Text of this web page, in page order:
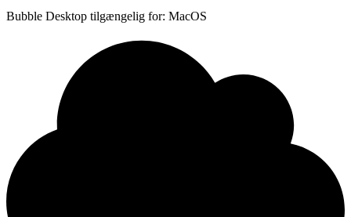
Bubble Desktop tilgængelig for: MacOS